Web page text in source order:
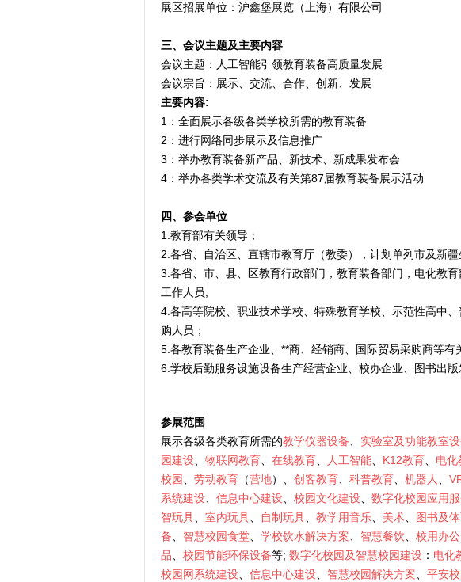
展区招展单位：沪鑫堡展览（上海）有限公司
三、 会议主题及主要内容
会议主题：人工智能引领教育装备高质量发展
会议宗旨：展示、交流、合作、创新、发展
主要内容:
1：全面展示各级各类学校所需的教育装备
2：进行网络同步展示及信息推广
3：举办教育装备新产品、新技术、新成果发布会
4：举办各类学术交流及有关第87届教育装备展示活动
四、参会单位
1.教育部有关领导；
2.各省、自治区、直辖市教育厅（教委），计划单列市及新疆
3.各省、市、县、区教育行政部门，教育装备部门，电化教
工作人员;
4.各高等院校、职业技术学校、特殊教育学校、示范性高中
购人员；
5.各教育装备生产企业、**商、经销商、国际贸易采购商等有
6.学校后勤服务设施设备生产经营企业、校办企业、图书出版
参展范围
展示各级各类教育所需的教学仪器设备 实验室及功能教室
园建设
物联网教育 在线教育 人工智能 K12教育 电化
校园
劳动教育 （营地）、 创客教育 科普教育 机器人
系统建设
信息中心建设 校园文化建设 数字化校园应用
智玩具
室内玩具 自制玩具 教学用音乐 美术 图书及
备
智慧校园食堂 学校饮水解决方案 智慧餐饮 校用办公
品
校园节能环保设备等; 数字化校园及智慧校园建设 ： 电化
校园网系统建设
信息中心建设 智慧校园解决方案 平安